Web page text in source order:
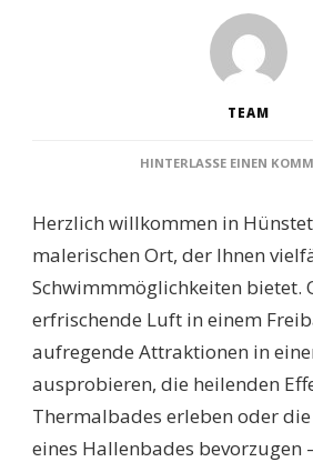
TEAM
HINTERLASSE EINEN
Herzlich willkommen in
malerischen Ort, der Ihnen
Schwimmmöglichkeiten bietet.
erfrischende Luft in einem
aufregende Attraktionen in
ausprobieren, die heilenden
Thermalbades erleben oder
eines Hallenbades bevorzugen